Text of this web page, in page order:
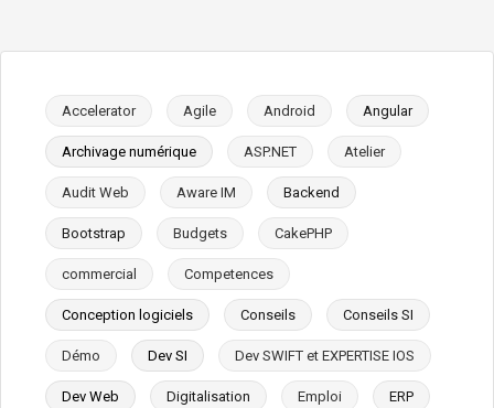
Accelerator Agile Android Angular
Archivage numérique ASP.NET Atelier
Audit Web Aware IM Backend
Bootstrap Budgets CakePHP
commercial Competences
Conception logiciels Conseils Conseils SI
Démo Dev SI Dev SWIFT et EXPERTISE IOS
Dev Web Digitalisation Emploi ERP